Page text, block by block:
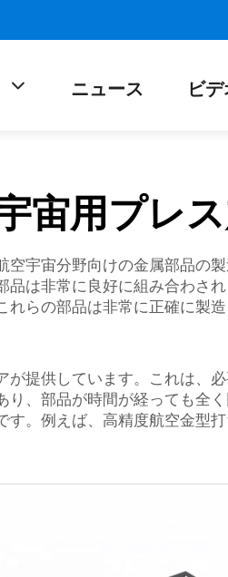
ニュース ビデ
宙用プレ
宇宙分野向けの金属部品の
は非常に良好に組み合わさ
らの部品は非常に正確に製
提供しています。これは、
、部品が時間が経っても全
。例えば、高精度航空金型